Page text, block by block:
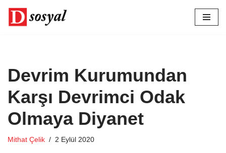
İçeriğe
Devrim Kurumundan
Karşı Devrimci Odak
Olmaya Diyanet
Mithat Çelik 2 Eylül 2020